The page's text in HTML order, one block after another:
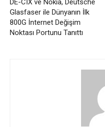
DE-CIX ve Nokia, Deutsche
Glasfaser ile Dünyanın İlk
800G İnternet Değişim
Noktası Portunu Tanıttı